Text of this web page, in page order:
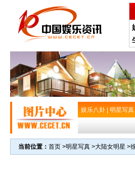
娱乐八卦 明星写真
当前位置： 首页 >明星写真 >大陆女明星 >